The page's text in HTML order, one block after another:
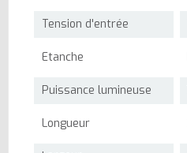
Tension d'entrée
Etanche
Puissance lumineuse
Longueur